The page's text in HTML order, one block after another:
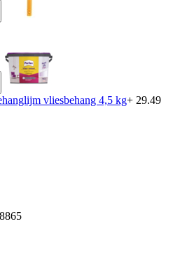
vliesbehang 4,5 kg+ 29.49